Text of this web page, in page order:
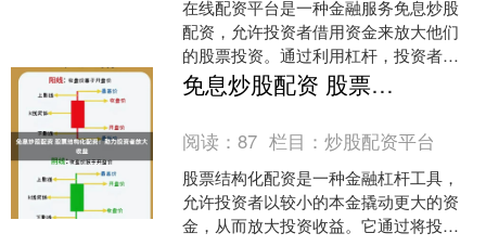
在线配资平台是一种金融服务免息炒股
配资，允许投资者借用资金来放大他们
的股票投资。通过利用杠杆，投资者可
以增加他们的潜在收益，但同时也要承
担更高的风险。 在线配资....
免息炒股配资 股票结构化配资：助力投资者放大收益
阅读：87 栏目：炒股配资平台
股票结构化配资是一种金融杠杆工具，
允许投资者以较小的本金撬动更大的资
金，从而放大投资收益。它通过将投资